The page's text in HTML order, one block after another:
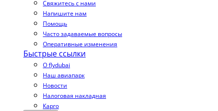
Свяжитесь с нами
Напишите нам
Помощь
Часто задаваемые вопросы
Оперативные изменения
Быстрые ссылки
О flydubai
Наш авиапарк
Новости
Налоговая накладная
Карго